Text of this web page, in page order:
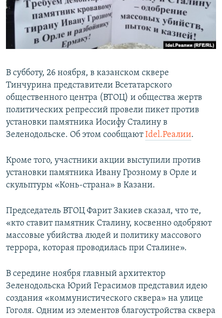
ПОБЕДИТЕЛЕЙ НЕ СУДЯТ?
КРЫМ.НЕПОКОРЕННЫЙ
ELIFBE
ПРИСОЕДИНЯЙТЕСЬ!
Все сайты RFE/RL
В субботу, 26 ноября, в казанском сквере
Тинчурина представители Всетатарского
общественного центра (ВТОЦ) и общества жертв
политических репрессий провели пикет против
установки памятника Иосифу Сталину в
Зеленодольске. Об этом сообщаютIdel.Реалии.
Кроме того, участники акции выступили против
установки памятника Ивану Грозному в Орле и
скульптуры «Конь-страна» в Казани.
Председатель ВТОЦ Фарит Закиев сказал, что те,
«кто ставит памятник Сталину, косвенно одобряют
массовые убийства людей и политику массового
террора, которая проводилась при Сталине».
В середине ноября главный архитектор
Зеленодольска Юрий Герасимов представил идею
создания «коммунистического сквера» на улице
Гоголя. Одним из элементов благоустройства сквера